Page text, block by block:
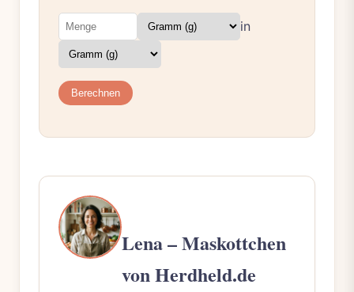
in
Berechnen
Lena – Maskottchen
von Herdheld.de